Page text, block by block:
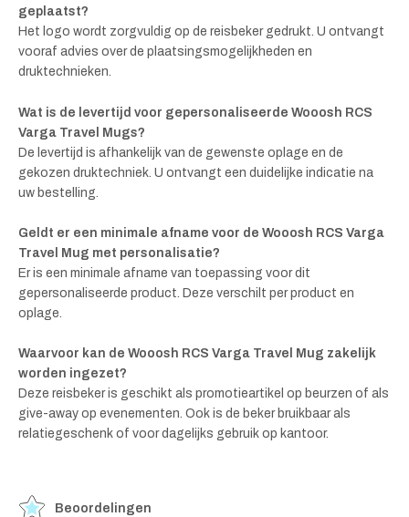
geplaatst?
Het logo wordt zorgvuldig op de reisbeker gedrukt. U ontvangt
vooraf advies over de plaatsingsmogelijkheden en
druktechnieken.
Wat is de levertijd voor gepersonaliseerde Wooosh RCS
Varga Travel Mugs?
De levertijd is afhankelijk van de gewenste oplage en de
gekozen druktechniek. U ontvangt een duidelijke indicatie na
uw bestelling.
Geldt er een minimale afname voor de Wooosh RCS Varga
Travel Mug met personalisatie?
Er is een minimale afname van toepassing voor dit
gepersonaliseerde product. Deze verschilt per product en
oplage.
Waarvoor kan de Wooosh RCS Varga Travel Mug zakelijk
worden ingezet?
Deze reisbeker is geschikt als promotieartikel op beurzen of als
give-away op evenementen. Ook is de beker bruikbaar als
relatiegeschenk of voor dagelijks gebruik op kantoor.
Beoordelingen